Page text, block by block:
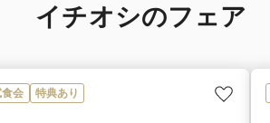
イチオシのフェア
会 特典あり